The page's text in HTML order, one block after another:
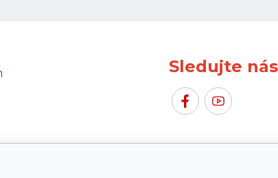
Sledujte nás